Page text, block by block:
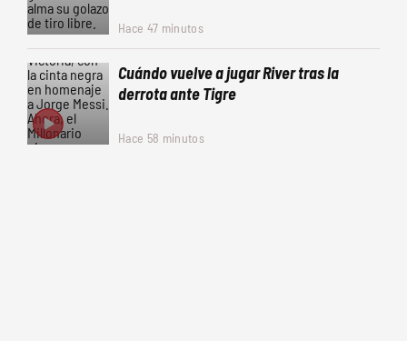
Hace 47 minutos
Cuándo vuelve a jugar River tras la
derrota ante Tigre
Hace 58 minutos